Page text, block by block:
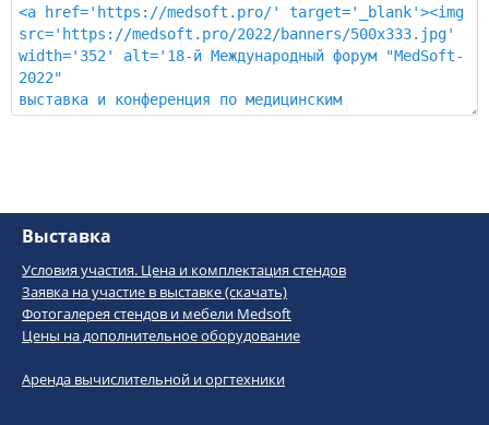
Выставка
Условия участия. Цена и комплектация стендов
Заявка на участие в выставке (скачать)
Фотогалерея стендов и мебели Medsoft
Цены на дополнительное оборудование
Аренда вычислительной и оргтехники